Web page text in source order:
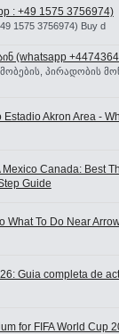
: +49 1575 3756974)
1575 3756974) Buy d
(whatsapp
პირადობის
Akron Area -
Canada: Best
Guide
What To Do Near
Guia completa de
for FIFA World Cup